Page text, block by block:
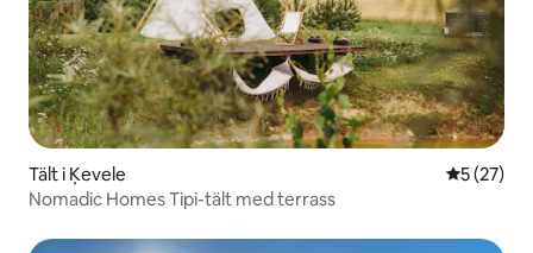
Tält i Ķevele 5 av 5 i
5 (27)
Nomadic Homes Tipi-tält med terrass